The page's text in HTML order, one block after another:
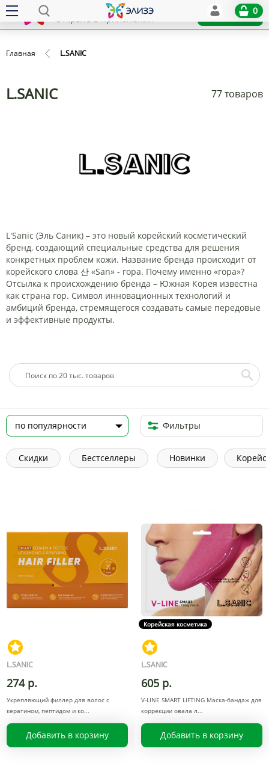
x
Открыть в приложении
Установить
0
Главная L.SANIC
L.SANIC 77 товаров
L'Sanic (Эль Саник) – это новый корейский косметический
бренд, создающий специальные средства для решения
конкретных проблем кожи. Название бренда происходит от
корейского слова 산 «San» - гора. Почему именно «гора»?
Отсылка к происхождению бренда – Южная Корея известна
как страна гор. Символ инновационных технологий и
амбиций бренда, стремящегося создавать самые передовые
и эффективные продукты.
Фильтры
Скидки Бестселлеры Новинки
L.SANIC
274 р.
Укрепляющий филлер для волос с
кератином, пептидом и ко
Добавить в корзину
Корейская косметика
L.SANIC
605 р.
V-LINE SMART LIFTING Маска-бандаж для
коррекции овала л
Добавить в корзину